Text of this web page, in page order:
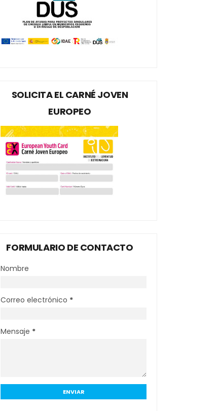
SOLICITA EL CARNÉ JOVEN
EUROPEO
FORMULARIO DE CONTACTO
Nombre
Correo electrónico *
Mensaje *